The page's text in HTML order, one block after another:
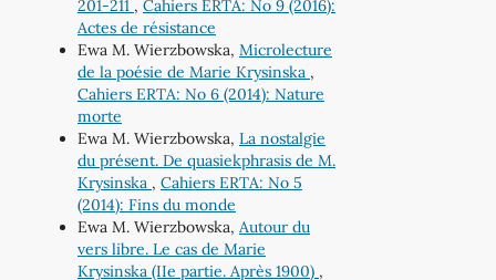
201-211 , Cahiers ERTA: No 9 (2016):
Actes de résistance
Ewa M. Wierzbowska, Microlecture
de la poésie de Marie Krysinska ,
Cahiers ERTA: No 6 (2014): Nature
morte
Ewa M. Wierzbowska, La nostalgie
du présent. De quasiekphrasis de M.
Krysinska , Cahiers ERTA: No 5
(2014): Fins du monde
Ewa M. Wierzbowska, Autour du
vers libre. Le cas de Marie
Krysinska (IIe partie. Après 1900) ,